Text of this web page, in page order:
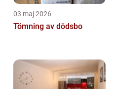
03 maj 2026
Tömning av dödsbo